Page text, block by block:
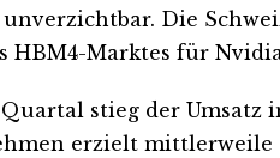
Die
Marktes für
stieg der Umsatz
erzielt mittlerweile